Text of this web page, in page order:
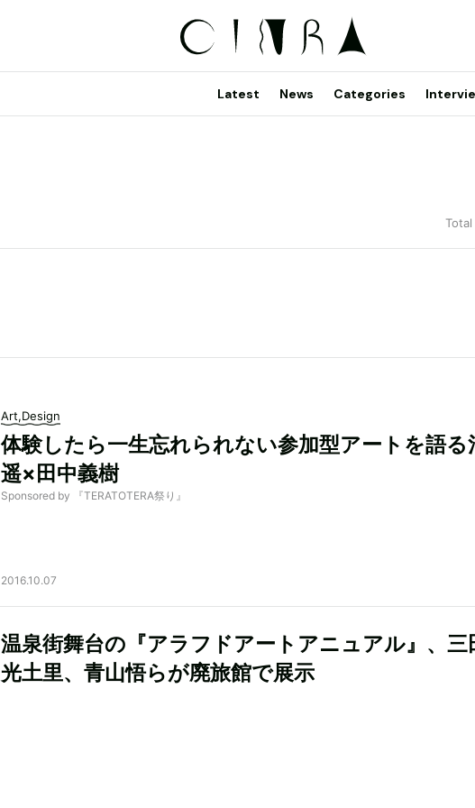
Latest News Categories
Art,Design
体験したら一生忘れられない参加型アートを語る
遥×田中義樹
Sponsored by 『TERATOTERA祭り』
2016.10.07
温泉街舞台の『アラフドアートアニュアル』、三
光土里、青山悟らが廃旅館で展示